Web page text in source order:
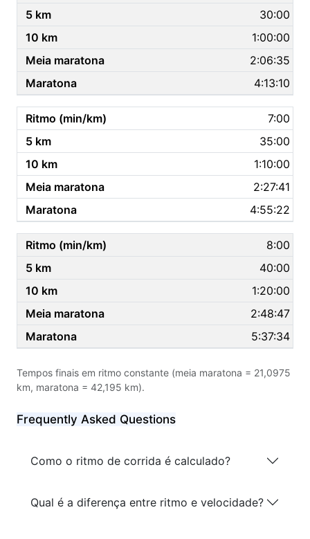
30:00
1:00:00
2:06:35
4:13:10
7:00
35:00
1:10:00
2:27:41
4:55:22
8:00
40:00
1:20:00
2:48:47
5:37:34
Tempos finais em ritmo constante (meia maratona = 21,0975
km, maratona = 42,195 km).
Frequently Asked Questions
Como o ritmo de corrida é calculado?
Qual é a diferença entre ritmo e velocidade?